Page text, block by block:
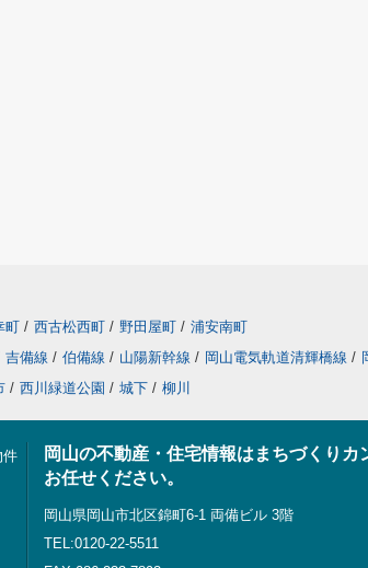
町 / 西古松西町 / 野田屋町 / 浦安南町
吉備線 / 伯備線 / 山陽新幹線 / 岡山電気軌道清輝橋線 /
/ 西川緑道公園 / 城下 / 柳川
件
岡山の不動産・住宅情報はまちづくりカ
お任せください。
岡山県岡山市北区錦町6-1 両備ビル 3階
TEL:0120-22-5511